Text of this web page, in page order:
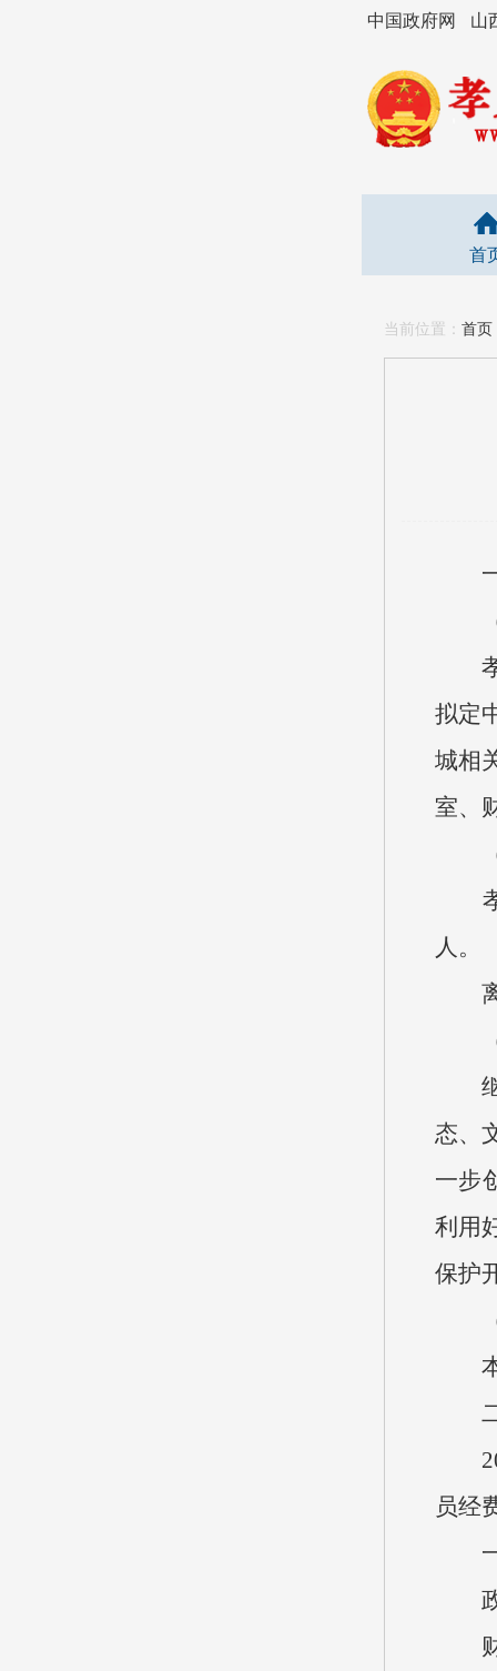
中国政府网 山
首
当前位置： 首页
（
孝
拟定
城相
室、
（
孝
人。
离
（
继
态、
一步
利用
保护
（
本
二
员经
一
政
财